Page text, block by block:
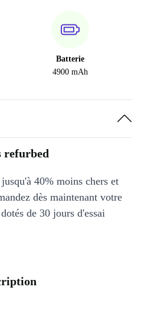
Batterie
4900 mAh
refurbed
40% moins chers et
dès maintenant votre
de 30 jours d'essai